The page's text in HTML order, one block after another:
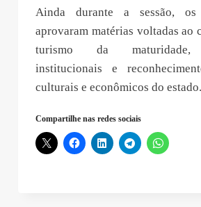
Ainda durante a sessão, os
aprovaram matérias voltadas ao
turismo da maturidade,
institucionais e
culturais e econômicos do estado.
Compartilhe nas redes sociais